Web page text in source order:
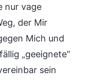
nur vage
der Mir
Mich und
„geeignete“
sein